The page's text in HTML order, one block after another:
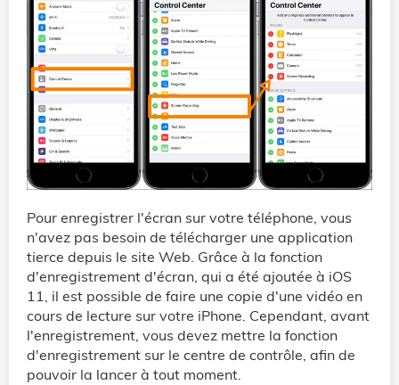
Pour enregistrer l'écran sur votre téléphone, vous
n'avez pas besoin de télécharger une application
tierce depuis le site Web. Grâce à la fonction
d'enregistrement d'écran, qui a été ajoutée à iOS
11, il est possible de faire une copie d'une vidéo en
cours de lecture sur votre iPhone. Cependant, avant
l'enregistrement, vous devez mettre la fonction
d'enregistrement sur le centre de contrôle, afin de
pouvoir la lancer à tout moment.